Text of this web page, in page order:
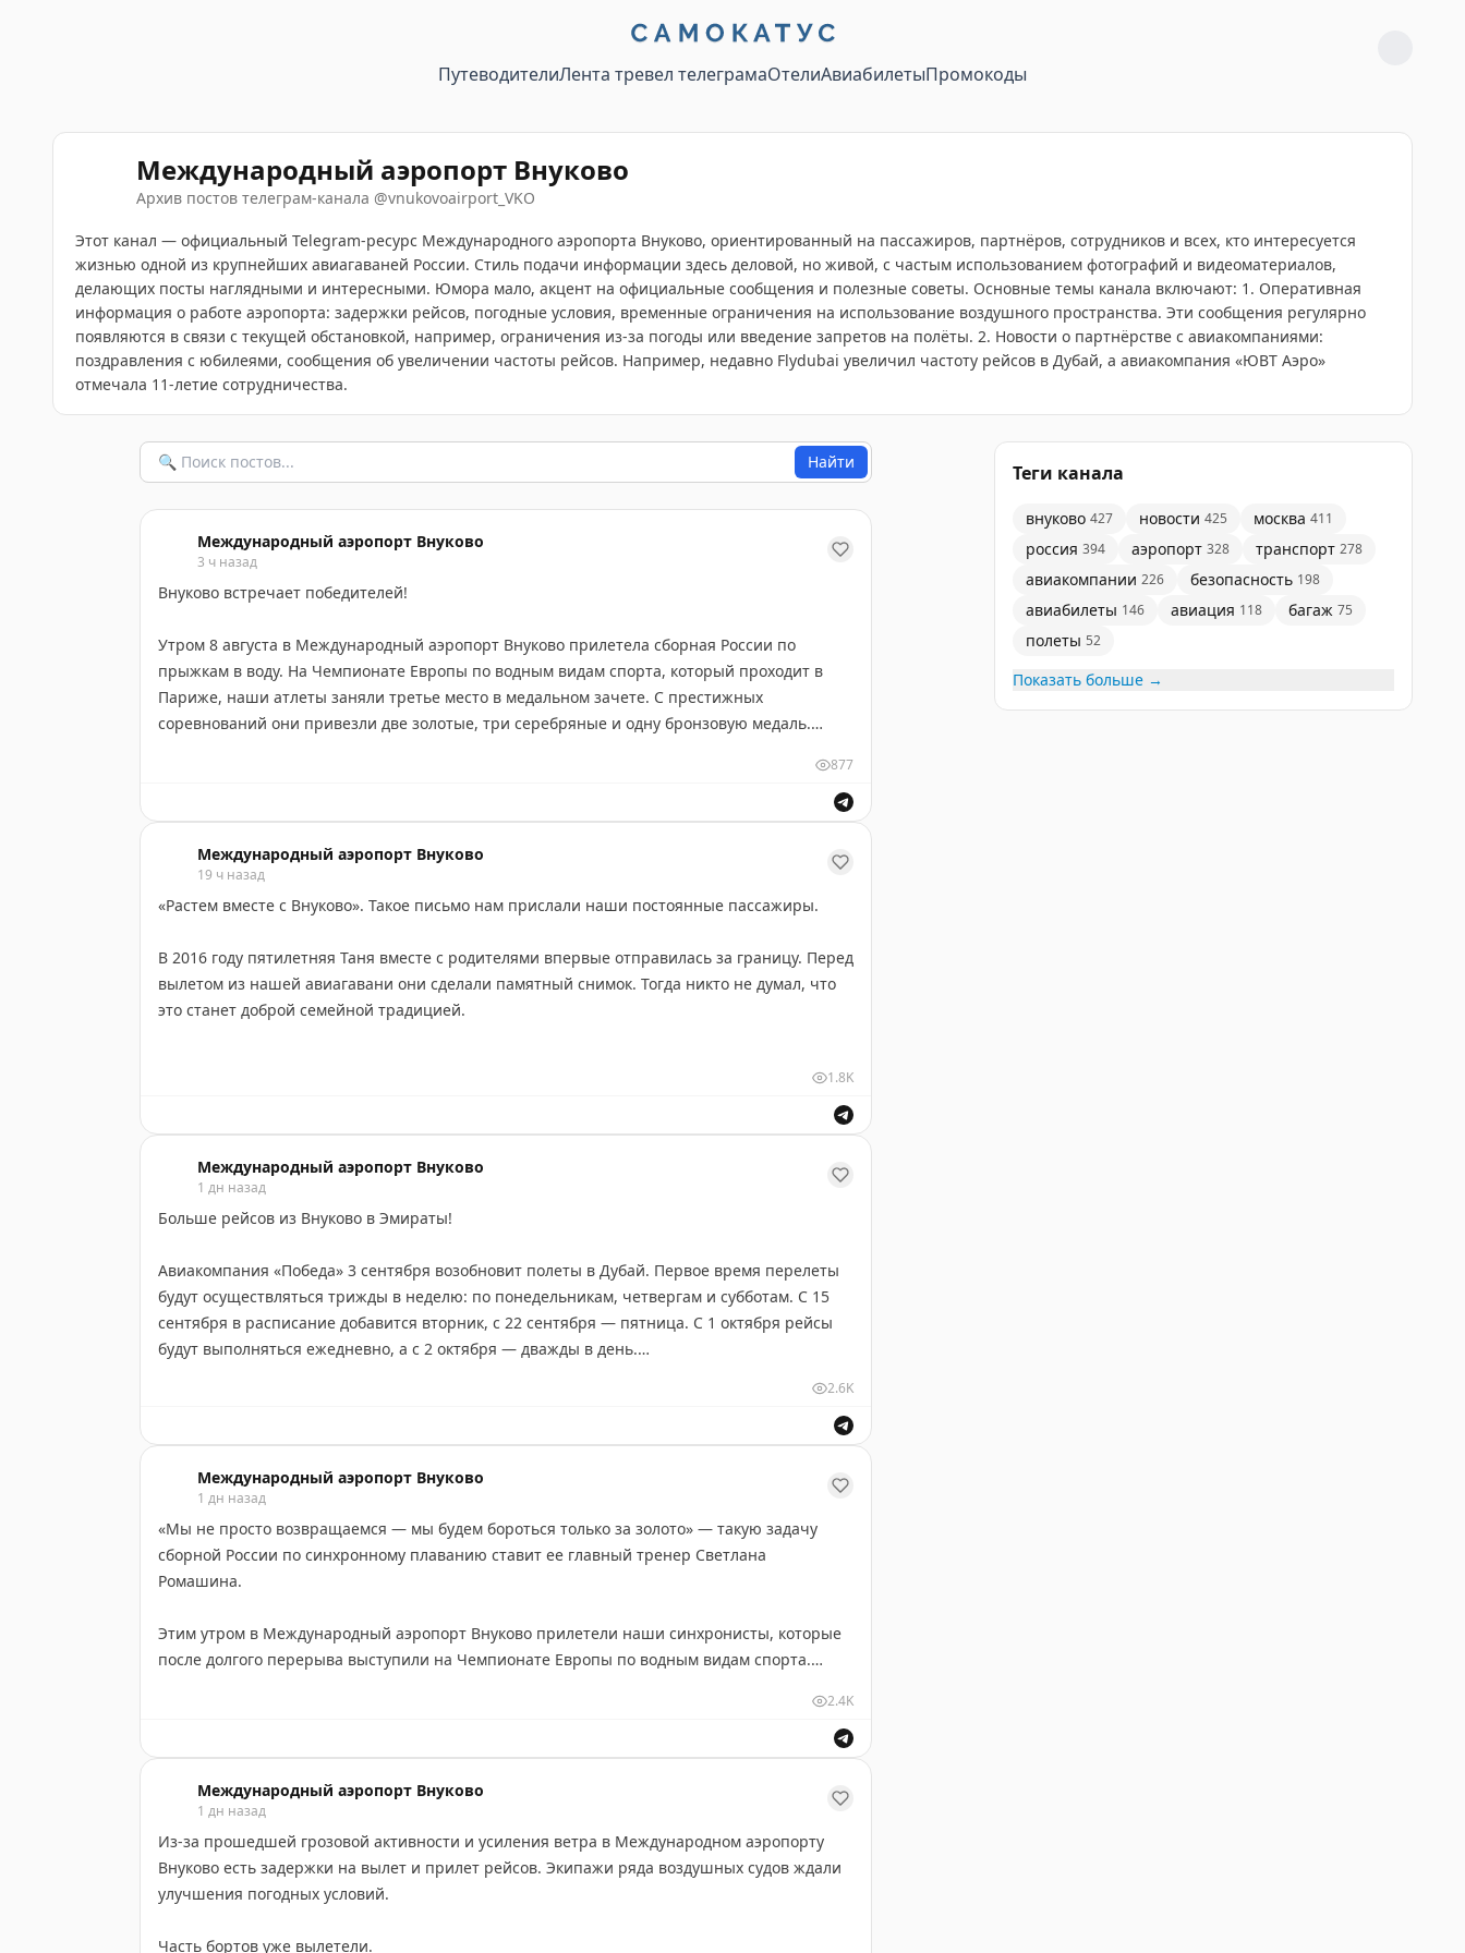
ПутеводителиЛента тревел телеграмаОтелиАвиабилетыПромокоды
Международный аэропорт Внуково
Архив постов телеграм-канала @vnukovoairport_VKO
Этот канал — официальный Telegram-ресурс Международного аэропорта Внуково, ориентированный на пассажиров, партнёров, сотрудников и всех, кто интересуется
жизнью одной из крупнейших авиагаваней России. Стиль подачи информации здесь деловой, но живой, с частым использованием фотографий и видеоматериалов,
делающих посты наглядными и интересными. Юмора мало, акцент на официальные сообщения и полезные советы. Основные темы канала включают: 1. Оперативная
информация о работе аэропорта: задержки рейсов, погодные условия, временные ограничения на использование воздушного пространства. Эти сообщения регулярно
появляются в связи с текущей обстановкой, например, ограничения из-за погоды или введение запретов на полёты. 2. Новости о партнёрстве с авиакомпаниями:
поздравления с юбилеями, сообщения об увеличении частоты рейсов. Например, недавно Flydubai увеличил частоту рейсов в Дубай, а авиакомпания «ЮВТ Аэро»
отмечала 11-летие сотрудничества.
Найти
Международный аэропорт Внуково
3 ч назад
Внуково встречает победителей!
Утром 8 августа в Международный аэропорт Внуково прилетела сборная России по
прыжкам в воду. На Чемпионате Европы по водным видам спорта, который проходит в
Париже, наши атлеты заняли третье место в медальном зачете. С престижных
соревнований они привезли две золотые, три серебряные и одну бронзовую медаль.
#VKO #VnukovoAirport #АэропортВнуково #ВнуковоАэропортЧемпионов #ФВВСР
#ЧемпионатЕвропы
877
Международный аэропорт Внуково
19 ч назад
«Растем вместе с Внуково». Такое письмо нам прислали наши постоянные пассажиры.
В 2016 году пятилетняя Таня вместе с родителями впервые отправилась за границу. Перед
вылетом из нашей авиагавани они сделали памятный снимок. Тогда никто не думал, что
это станет доброй семейной традицией.
отпуском. На снимках меняются даты, сезоны и направления, а вместе с ними взрослеет и
Таня. Ей уже 15 лет, и целая история её путешествий хранится в фотографиях, сделанных
в том числе и в аэропорту Внуково.
Семья живёт в Нарьян-Маре и уже много лет выбирает именно Внуково — за удобные
стыковки, транспортную доступность, комфортные зоны ожидания, комнаты матери и
«Для нас Внуково — родной аэропорт. Мы буквально выросли здесь», — делятся родители.
Спасибо, что доверяете нам самые важные моменты.
1.8K
Международный аэропорт Внуково
1 дн назад
Больше рейсов из Внуково в Эмираты!
Авиакомпания «Победа» 3 сентября возобновит полеты в Дубай. Первое время перелеты
будут осуществляться трижды в неделю: по понедельникам, четвергам и субботам. С 15
сентября в расписание добавится вторник, с 22 сентября — пятница. С 1 октября рейсы
будут выполняться ежедневно, а с 2 октября — дважды в день.
А с 25 октября из Внуково можно будет улететь в Абу-Даби. Рейсы будут выполняться по
2027 года.
Напомним, что ранее об увеличении частоты рейсов из Международного аэропорта
Внуково в Дубай объявила авиакомпания Flydubai. В первой половине текущего месяца
перевозчик осуществляет из нашей авиагавани три рейса в сутки (ранее было два), во
второй половине августа частота возрастет до четырех рейсов в сутки.
2.6K
Международный аэропорт Внуково
1 дн назад
«Мы не просто возвращаемся — мы будем бороться только за золото» — такую задачу
сборной России по синхронному плаванию ставит ее главный тренер Светлана
Ромашина.
Этим утром в Международный аэропорт Внуково прилетели наши синхронисты, которые
после долгого перерыва выступили на Чемпионате Европы по водным видам спорта.
Поздравляем с достойным результатом и желаем новых побед!
#Внуковоаэропортчемпионов
2.4K
Международный аэропорт Внуково
1 дн назад
Из-за прошедшей грозовой активности и усиления ветра в Международном аэропорту
Внуково есть задержки на вылет и прилет рейсов. Экипажи ряда воздушных судов ждали
улучшения погодных условий.
Часть бортов уже вылетели.
Теги канала
внуково 427 новости 425 москва 411
россия 394 аэропорт 328 транспорт 278
авиакомпании 226 безопасность 198
авиабилеты 146 авиация 118 багаж 75
полеты 52
Показать больше →